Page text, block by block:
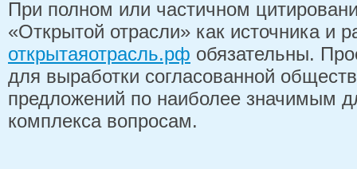
При полном или частичном
«Открытой отрасли» как источника и
открытаяотрасль.рф обязательны.
для выработки согласованной
предложений по наиболее значимым
комплекса вопросам.